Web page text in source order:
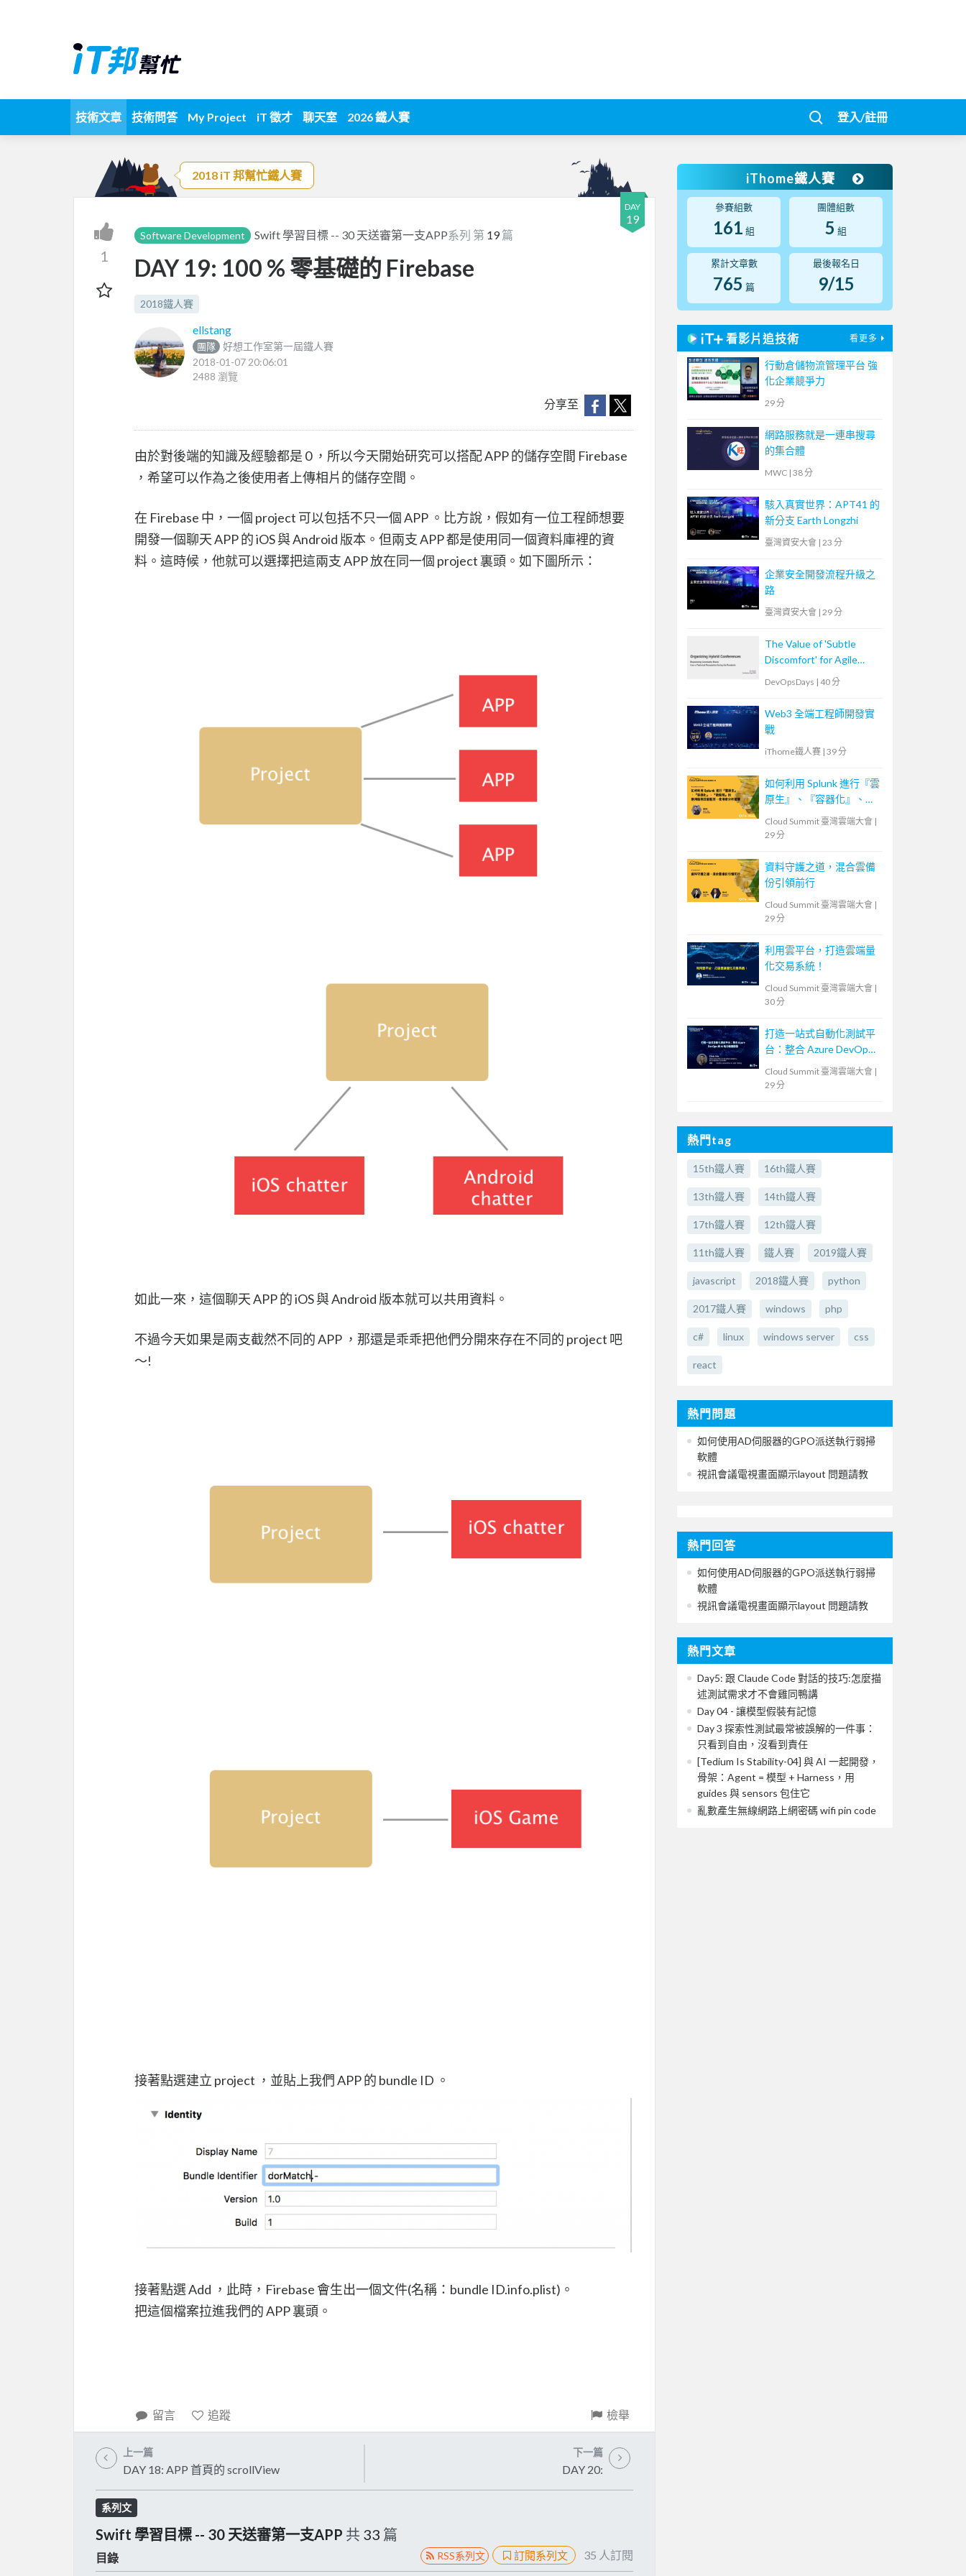
技術文章 技術問答 My Project iT 徵才 聊天室 2026 鐵人賽 登入/註冊
2018 iT 邦幫忙鐵人賽
DAY
19
1
Software Development Swift 學習目標 -- 30 天送審第一支APP系列 第 19篇
DAY 19: 100 % 零基礎的 Firebase
2018鐵人賽
ellstang
團隊
好想工作室第一屆鐵人賽
2018-01-07 20:06:01
2488 瀏覽
分享至
由於對後端的知識及經驗都是 0 ，所以今天開始研究可以搭配 APP 的儲存空間 Firebase
，希望可以作為之後使用者上傳相片的儲存空間。
在 Firebase 中，一個 project 可以包括不只一個 APP 。比方說，假如有一位工程師想要
開發一個聊天 APP 的 iOS 與 Android 版本。但兩支 APP 都是使用同一個資料庫裡的資
料。這時候，他就可以選擇把這兩支 APP 放在同一個 project 裏頭。如下圖所示：
如此一來，這個聊天 APP 的 iOS 與 Android 版本就可以共用資料。
不過今天如果是兩支截然不同的 APP ，那還是乖乖把他們分開來存在不同的 project 吧
～!
接著點選建立 project ，並貼上我們 APP 的 bundle ID 。
接著點選 Add ，此時，Firebase 會生出一個文件(名稱：bundle ID.info.plist)。
把這個檔案拉進我們的 APP 裏頭。
留言 追蹤 檢舉
上一篇
DAY 18: APP 首頁的 scrollView
下一篇
DAY 20:
系列文
Swift 學習目標 -- 30 天送審第一支APP 共 33 篇
目錄 RSS系列文 訂閱系列文 35 人訂閱
iThome鐵人賽
參賽組數
161 組
團體組數
5 組
累計文章數
765 篇
最後報名日
9/15
看影片追技術 看更多
行動倉儲物流管理平台 強
化企業競爭力
29 分
網路服務就是一連串搜尋
的集合體
MWC | 38 分
駭入真實世界：APT41 的
新分支 Earth Longzhi
臺灣資安大會 | 23 分
企業安全開發流程升級之
路
臺灣資安大會 | 29 分
The Value of 'Subtle
Discomfort' for Agile
DevOpsDays | 40 分
Web3 全端工程師開發實
戰
iThome鐵人賽 | 39 分
如何利用 Splunk 進行『雲
原生』、『容器化』、
『微服務』的應用服務效
能監控、使用者分析管理
Cloud Summit 臺灣雲端大會 |
29 分
資料守護之道，混合雲備
份引領前行
Cloud Summit 臺灣雲端大會 |
29 分
利用雲平台，打造雲端量
化交易系統！
Cloud Summit 臺灣雲端大會 |
30 分
打造一站式自動化測試平
台：整合 Azure DevOps
與 AI 助力敏捷開發
Cloud Summit 臺灣雲端大會 |
29 分
熱門tag
15th鐵人賽 16th鐵人賽
13th鐵人賽 14th鐵人賽
17th鐵人賽 12th鐵人賽
11th鐵人賽 鐵人賽 2019鐵人賽
javascript 2018鐵人賽 python
2017鐵人賽 windows php
c# linux windows server css
react
熱門問題
如何使用AD伺服器的GPO派送執行弱掃
軟體
視訊會議電視畫面顯示layout 問題請教
熱門回答
如何使用AD伺服器的GPO派送執行弱掃
軟體
視訊會議電視畫面顯示layout 問題請教
熱門文章
Day5: 跟 Claude Code 對話的技巧:怎麼描
述測試需求才不會雞同鴨講
Day 04 - 讓模型假裝有記憶
Day 3 探索性測試最常被誤解的一件事：
只看到自由，沒看到責任
[Tedium Is Stability-04] 與 AI 一起開發，
骨架：Agent = 模型 + Harness，用
guides 與 sensors 包住它
亂數產生無線網路上網密碼 wifi pin code